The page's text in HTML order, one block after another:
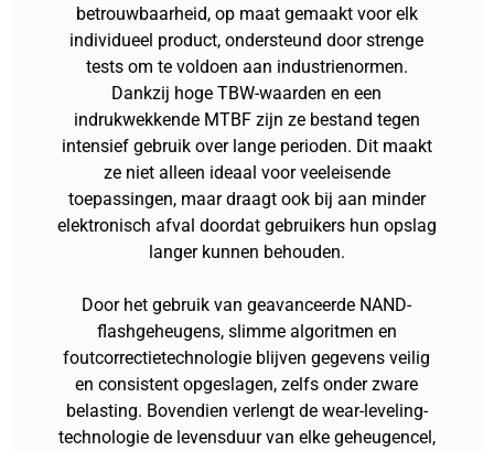
betrouwbaarheid, op maat gemaakt voor elk
individueel product, ondersteund door strenge
tests om te voldoen aan industrienormen.
Dankzij hoge TBW-waarden en een
indrukwekkende MTBF zijn ze bestand tegen
intensief gebruik over lange perioden. Dit maakt
ze niet alleen ideaal voor veeleisende
toepassingen, maar draagt ook bij aan minder
elektronisch afval doordat gebruikers hun opslag
langer kunnen behouden.
Door het gebruik van geavanceerde NAND-
flashgeheugens, slimme algoritmen en
foutcorrectietechnologie blijven gegevens veilig
en consistent opgeslagen, zelfs onder zware
belasting. Bovendien verlengt de wear-leveling-
technologie de levensduur van elke geheugencel,